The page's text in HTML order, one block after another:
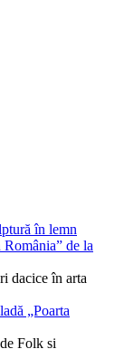
în lemn
de la
dacice în arta
„Poarta
Folk și